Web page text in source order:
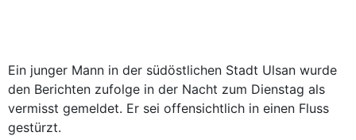
Ein junger Mann in der südöstlichen Stadt Ulsan wurde
den Berichten zufolge in der Nacht zum Dienstag als
vermisst gemeldet. Er sei offensichtlich in einen Fluss
gestürzt.